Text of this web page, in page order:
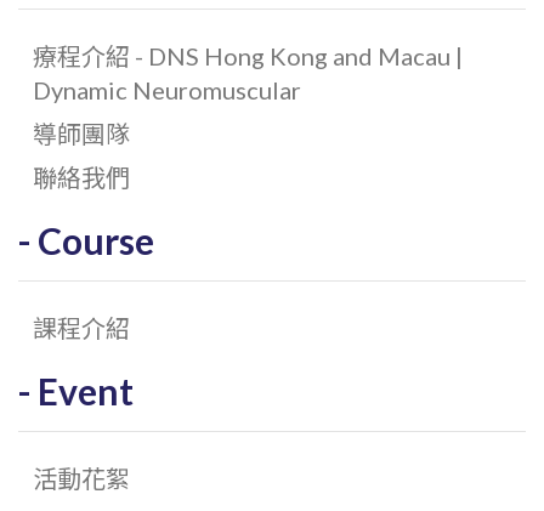
療程介紹 - DNS Hong Kong and Macau |
Dynamic Neuromuscular
導師團隊
聯絡我們
Course
課程介紹
Event
活動花絮